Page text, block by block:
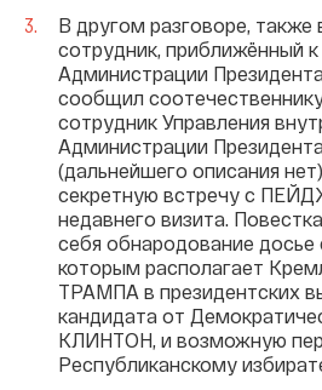
В другом разговоре, также
сотрудник, приближённый к
Администрации
сообщил
сотрудник Управления
Администрации
(дальнейшего описания
секретную встречу с
недавнего визита.
себя обнародование
которым располагает
ТРАМПА в президентских
кандидата от
КЛИНТОН, и возможную
Республиканскому